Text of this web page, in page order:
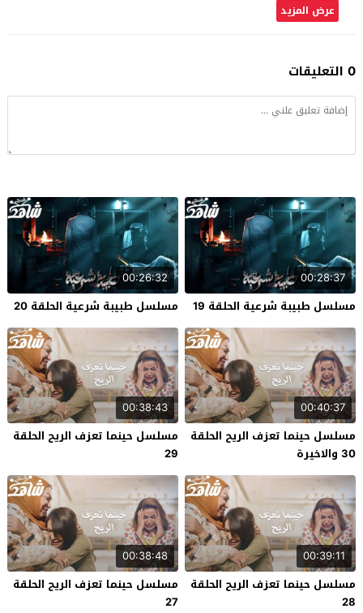
عرض المزيد
0 التعليقات
00:28:37
مسلسل طبيبة شرعية الحلقة 19
00:26:32
مسلسل طبيبة شرعية الحلقة 20
00:40:37
مسلسل حينما تعزف الريح الحلقة
30 والاخيرة
00:38:43
مسلسل حينما تعزف الريح الحلقة
29
00:39:11
مسلسل حينما تعزف الريح الحلقة
28
00:38:48
مسلسل حينما تعزف الريح الحلقة
27